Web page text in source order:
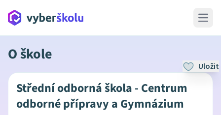
Open
O škole
Uložit
Střední odborná škola - Centrum
odborné přípravy a Gymnázium